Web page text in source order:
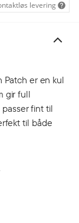
levering
Patch er en kul
gir full
fint til
til både